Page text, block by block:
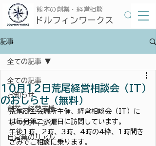
​ドルフィンワークス
​熊本の創業・経営相談
記事
全ての記事
お知らせ
創業・経営支援
マーケティング
自営業のリアル
全ての記事
10月12日荒尾経営相談会（IT）
のおしらせ（無料）
荒尾商工会議所主催、経営相談会（IT）に
は毎月第二水曜日に訪問しています。
午後1時、2時、3時、4時の4枠、1時間き
ざみでご相談に乗ります。